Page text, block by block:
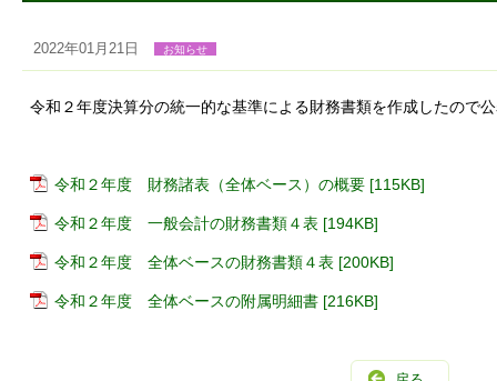
2022年01月21日 お知らせ
令和２年度決算分の統一的な基準による財務書類を作成したので
令和２年度 財務諸表（全体ベース）の概要 [115KB]
令和２年度 一般会計の財務書類４表 [194KB]
令和２年度 全体ベースの財務書類４表 [200KB]
令和２年度 全体ベースの附属明細書 [216KB]